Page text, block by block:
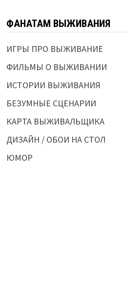
ФАНАТАМ ВЫЖИВАНИЯ
ИГРЫ ПРО ВЫЖИВАНИЕ
ФИЛЬМЫ О ВЫЖИВАНИИ
ИСТОРИИ ВЫЖИВАНИЯ
БЕЗУМНЫЕ СЦЕНАРИИ
КАРТА ВЫЖИВАЛЬЩИКА
ДИЗАЙН / ОБОИ НА СТОЛ
ЮМОР